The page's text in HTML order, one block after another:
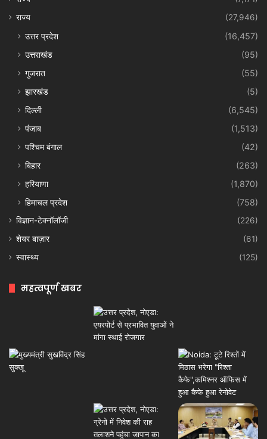
राज्य
(27,946)
उत्तर प्रदेश
(16,457)
उत्तराखंड
(95)
गुजरात
(55)
झारखंड
(5)
दिल्ली
(6,545)
पंजाब
(1,513)
पश्चिम बंगाल
(42)
बिहार
(263)
हरियाणा
(1,870)
हिमाचल प्रदेश
(758)
विज्ञान-टेक्नॉलॉजी
(226)
शेयर बाज़ार
(61)
स्वास्थ्य
(125)
महत्वपूर्ण खबर